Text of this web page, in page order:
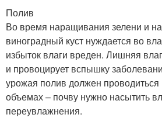
Полив
Во время наращивания зелени и
виноградный куст нуждается во
избыток влаги вреден. Лишняя
и провоцирует вспышку
урожая полив должен
объемах – почву нужно насытить
переувлажнения.